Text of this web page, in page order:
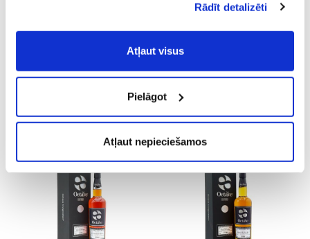
Vispārīgiem vietnes lietošanas
noteikumiem(saīsināti - VVLN).
Rādīt detalizēti
Atļaut visus
Pielāgot
Atļaut nepieciešamos
Whiskey, 43%, 0.7L
ADD TO BASKET
GLENFIDDICH 23YO GRAND CRU
Whiskey, 40%, 0.7L
ADD TO BASKET